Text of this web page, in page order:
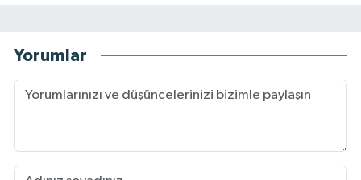
Yorumlar